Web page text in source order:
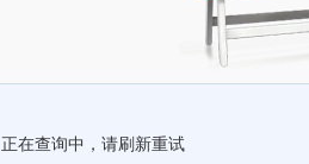
正在查询中，请刷新重试